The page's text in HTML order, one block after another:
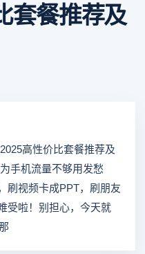
套餐推荐及
高性价比套餐推荐及
手机流量不够用发愁
刷视频卡成PPT，刷朋友
受啦！别担心，今天就